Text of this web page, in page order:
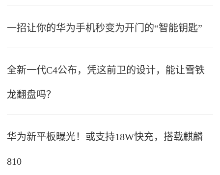
一招让你的华为手机秒变为开门的“智能钥匙”
全新一代C4公布，凭这前卫的设计，能让雪铁
龙翻盘吗？
华为新平板曝光！或支持18W快充，搭载麒麟
810